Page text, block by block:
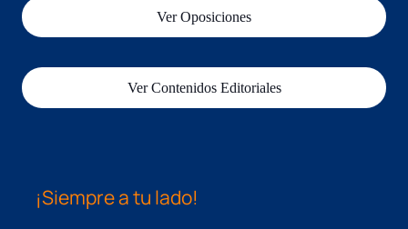
Ver Oposiciones
Ver Contenidos Editoriales
¡Siempre a tu lado!